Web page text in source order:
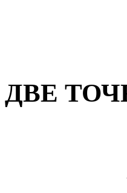
ДВЕ